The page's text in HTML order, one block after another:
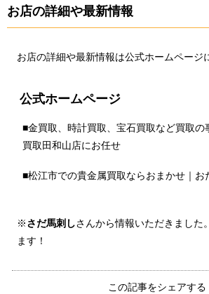
お店の詳細や最新情報
お店の詳細や最新情報は公式ホームページ
公式ホームページ
■金買取、時計買取、宝石買取など買取の
買取田和山店にお任せ
■松江市での貴金属買取ならおまかせ｜お
※さだ馬刺しさんから情報いただきました
ます！
この記事をシェアする